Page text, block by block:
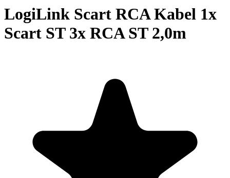
LogiLink Scart RCA Kabel 1x
Scart ST 3x RCA ST 2,0m